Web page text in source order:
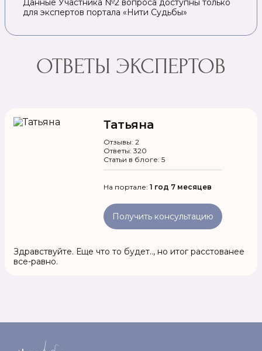
Данные Участника №2 вопроса доступны только
для экспертов портала «Нити Судьбы»
ОТВЕТЫ ЭКСПЕРТОВ
Татьяна
Отзывы: 2
Ответы: 320
Статьи в блоге: 5
На портале: 1 год 7 месяцев
Получить консультацию
Здравствуйте. Еще что то будет.., но итог расстованее
все-равно.